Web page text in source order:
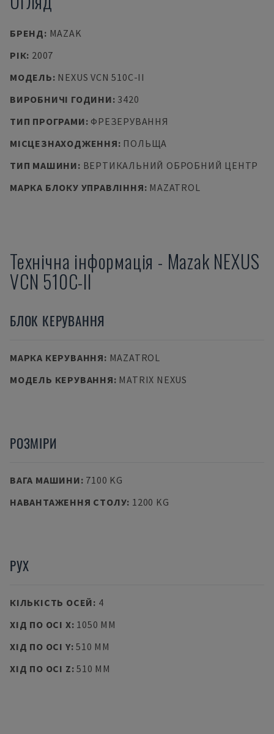
БРЕНД: MAZAK
РІК: 2007
МОДЕЛЬ: NEXUS VCN 510C-II
ВИРОБНИЧІ ГОДИНИ: 3420
ТИП ПРОГРАМИ: ФРЕЗЕРУВАННЯ
МІСЦЕЗНАХОДЖЕННЯ: ПОЛЬЩА
ТИП МАШИНИ: ВЕРТИКАЛЬНИЙ ОБРОБНИЙ ЦЕНТР
МАРКА БЛОКУ УПРАВЛІННЯ: MAZATROL
Технічна інформація - Mazak NEXUS
VCN 510C-II
БЛОК КЕРУВАННЯ
МАРКА КЕРУВАННЯ: MAZATROL
МОДЕЛЬ КЕРУВАННЯ: MATRIX NEXUS
РОЗМІРИ
ВАГА МАШИНИ: 7100 KG
НАВАНТАЖЕННЯ СТОЛУ: 1200 KG
РУХ
КІЛЬКІСТЬ ОСЕЙ: 4
ХІД ПО ОСІ X: 1050 MM
ХІД ПО ОСІ Y:510 MM
ХІД ПО ОСІ Z:510 MM